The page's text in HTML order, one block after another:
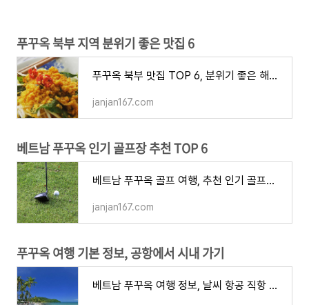
푸꾸옥 북부 지역 분위기 좋은 맛집 6
푸꾸옥 북부 맛집 TOP 6, 분위기 좋은 해변 레스토랑 가성 로컬 음식점
janjan167.com
베트남 푸꾸옥 인기 골프장 추천 TOP 6
베트남 푸꾸옥 골프 여행, 추천 인기 골프장 TOP 5 위치 가격 특징 장단점
janjan167.com
푸꾸옥 여행 기본 정보, 공항에서 시내 가기
베트남 푸꾸옥 여행 정보, 날씨 항공 직항 전압 공항 택시 그랩 시차 비자